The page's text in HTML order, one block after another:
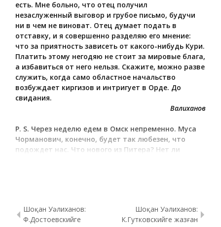
есть. Мне больно, что отец получил
незаслуженный выговор и грубое письмо, будучи
ни в чем не виноват. Отец думает подать в
отставку, и я совершенно разделяю его мнение:
что за приятность зависеть от какого-нибудь Кури.
Платить этому негодяю не стоит за мировые блага,
а избавиться от него нельзя. Скажите, можно разве
служить, когда само областное начальство
возбуждает киргизов и интригует в Орде. До
свидания.
Валиханов
Р. S. Через неделю едем в Омск непременно. Муса
Чорманович, конечно, будет так любезен, что
подождет нас. Что нового из Питера? Нет ли
Шоқан Уәлиханов:
Ф.Достоевскийге
Шоқан Уәлиханов:
К.Гутковскийге жазған